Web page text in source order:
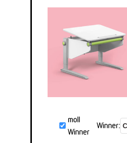
moll
Winner
Winner